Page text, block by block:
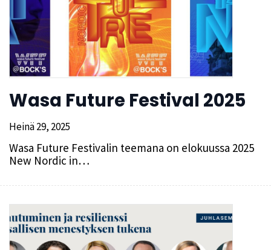
Wasa Future Festival 2025
Heinä 29, 2025
Wasa Future Festivalin teemana on elokuussa 2025
New Nordic in…